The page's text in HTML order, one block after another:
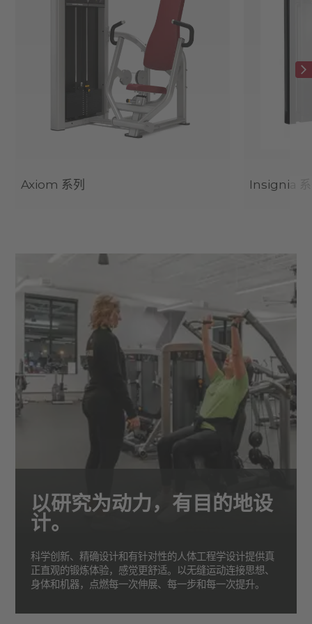
Axiom 系列 Insignia
以研究为动力，有目的地设
计。
科学创新、精确设计和有针对性的人体工程学设计提供真
正直观的锻炼体验，感觉更舒适。以无缝运动连接思想、
身体和机器，点燃每一次伸展、每一步和每一次提升。